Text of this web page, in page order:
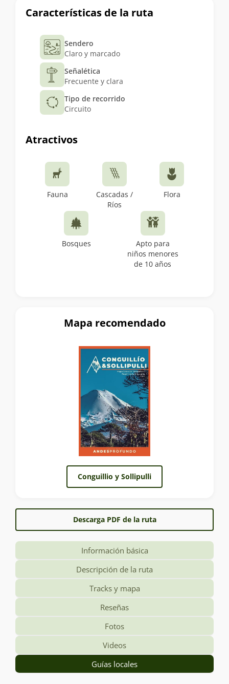
Características de la ruta
Sendero
Claro y marcado
Señalética
Frecuente y clara
Tipo de recorrido
Circuito
Atractivos
Fauna
Cascadas /
Ríos
Flora
Bosques
Apto para
niños menores
de 10 años
Mapa recomendado
Conguillio y Sollipulli
Descarga PDF de la ruta
Información básica
Descripción de la ruta
Tracks y mapa
Reseñas
Fotos
Videos
Guías locales